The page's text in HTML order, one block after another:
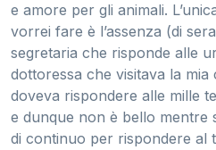
e amore per gli animali.
vorrei fare è l’assenza (di
segretaria che risponde alle
dottoressa che visitava la
doveva rispondere alle mille
e dunque non è bello mentre
di continuo per rispondere al